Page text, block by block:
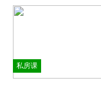
私房课